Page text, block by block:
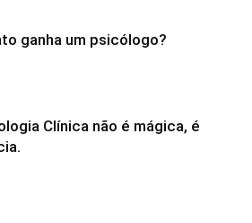
ganha um psicólogo?
Clínica não é mágica, é